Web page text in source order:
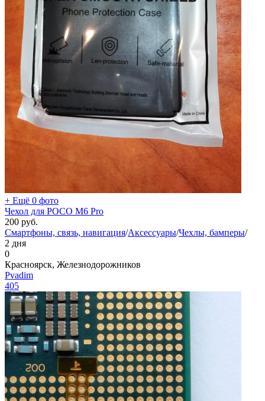
+ Ещё 0 фото
Чехол для POCO M6 Pro
200 руб.
Смартфоны, связь, навигация/Аксессуары/Чехлы, бамперы/
2 дня
0
Красноярск, Железнодорожников
Pvadim
405